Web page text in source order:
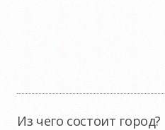
Из чего состоит